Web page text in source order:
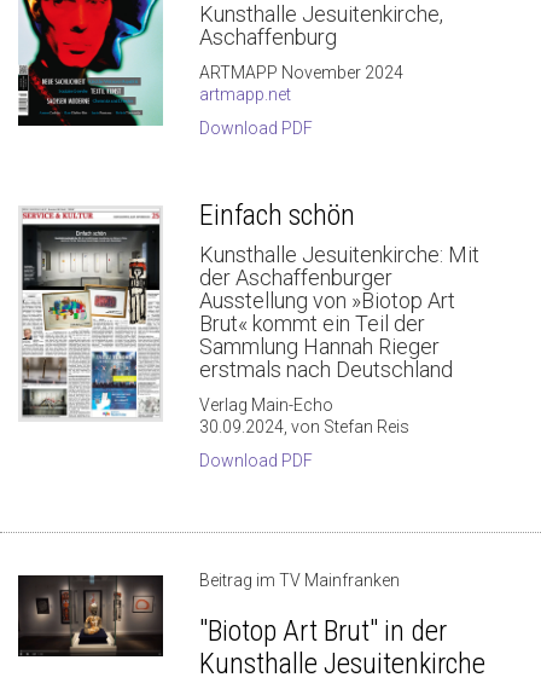
Kunsthalle Jesuitenkirche,
Aschaffenburg
ARTMAPP November 2024
artmapp.net
Download PDF
Einfach schön
Kunsthalle Jesuitenkirche: Mit
der Aschaffenburger
Ausstellung von »Biotop Art
Brut« kommt ein Teil der
Sammlung Hannah Rieger
erstmals nach Deutschland
Verlag Main-Echo
30.09.2024, von Stefan Reis
Download PDF
Beitrag im TV Mainfranken
"Biotop Art Brut" in der
Kunsthalle Jesuitenkirche